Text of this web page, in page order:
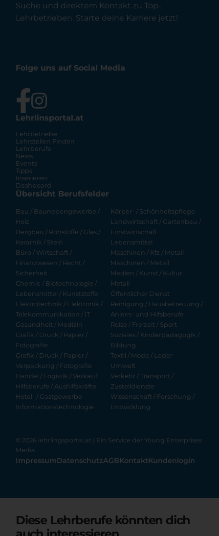
Diese Lehrberufe könnten dich
Suche und direktem Kontakt zu Top-
Lehrbetrieben. Starte deine Karriere jetzt!
Folge uns auf Social Media
Lehrlinsportal.at
Lehrbetriebe
Lehrstellen Finden
Lehrberufe
News
Events
Tipps
Inserieren
Dashboard
Übersicht Berufsfelder
Bau / Baunebengewerbe /
Holz
Bergbau / Rohstoffe / Glas /
Keramik / Stein
Büro / Wirtschaft /
Finanzwesen / Recht /
Sicherheit
Chemie / Biotechnologie /
Lebensmittel / Kunststoffe
Elektrotechnik / Elektronik /
Telekommunikation / IT
Gesundheit / Medizin
Grafik / Druck / Papier /
Fotografie
Grafik / Druck / Papier /
Verpackung / Fotografie
Handel / Logistik / Verkauf
Hilfsberufe / Aushilfskräfte
Hotel- / Gastgewerbe
Informationstechnologie
Körper- / Schönheitspflege
Landwirtschaft / Gartenbau /
Forstwirtschaft
Lebensmittel
Maschinen / Kfz / Metall
Maschinen / Metall
Medien / Kunst / Kultur
Metall
Öffentlicher Dienst
Reinigung / Hausbetreuung /
Anlern- und Hilfsberufe
Reise / Freizeit / Sport
Soziales / Kinderpädagogik /
Bildung
Textil / Mode / Leder
Umwelt
Verkehr / Transport /
Zustelldienste
Wissenschaft / Forschung /
Entwicklung
© 2026 lehrlingsportal.at | Ein Service der Young Enterprises
Media
ImpressumDatenschutzAGBKontaktKundenlogin